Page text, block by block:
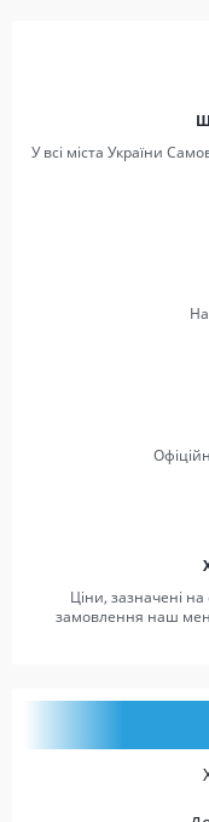
У всі міста України
Ціни, зазначені
замовлення наш